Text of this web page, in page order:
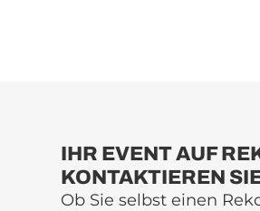
IHR EVENT AUF
KONTAKTIEREN
Ob Sie selbst einen